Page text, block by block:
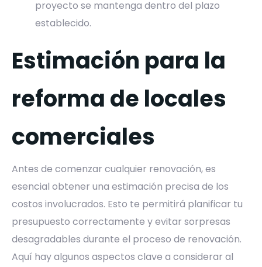
proyecto se mantenga dentro del plazo
establecido.
Estimación para la
reforma de locales
comerciales
Antes de comenzar cualquier renovación, es
esencial obtener una estimación precisa de los
costos involucrados. Esto te permitirá planificar tu
presupuesto correctamente y evitar sorpresas
desagradables durante el proceso de renovación.
Aquí hay algunos aspectos clave a considerar al